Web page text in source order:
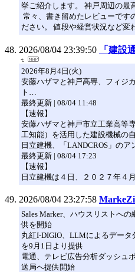
挙ご紹介します。 神戸周辺の最
常々、書き留めたレビューです
ださい。 値段や経営状況など変
2026/08/04 23:39:50 「建設
2026年8月4日(火)
安藤ハザマと神戸高専、フィジ
ト…
最終更新 | 08/04 11:48
【速報】
安藤ハザマと神戸市立工業高等
工知能）を活用した建設機械の
日立建機、「LANDCROS」の
最終更新 | 08/04 17:23
【速報】
日立建機は４日、２０２７年４
2026/08/04 23:27:58
Sales Marker、ハウスリストへ
供を開始
丸紅I-DIGIO、LLMによるデータ
を9月1日より提供
電通、テレビ広告分析ダッシュ
送局へ提供開始